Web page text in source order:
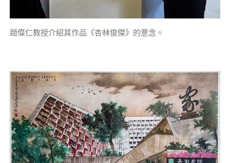
趙偉仁教授介紹其作品《杏林俊傑》的意念。